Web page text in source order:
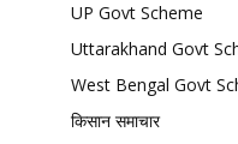
UP Govt Scheme
Uttarakhand Govt
West Bengal Govt
किसान समाचार